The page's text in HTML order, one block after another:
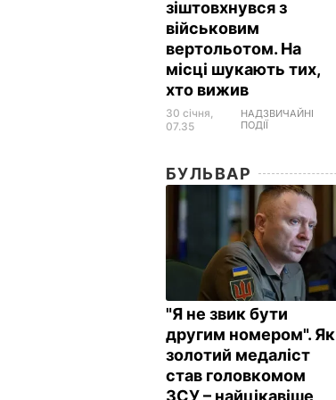
зіштовхнувся з
військовим
вертольотом. На
місці шукають тих,
хто вижив
30 січня,
07.35
НАДЗВИЧАЙНІ
ПОДІЇ
БУЛЬВАР
"Я не звик бути
другим номером". Як
золотий медаліст
став головкомом
ЗСУ – найцікавіше